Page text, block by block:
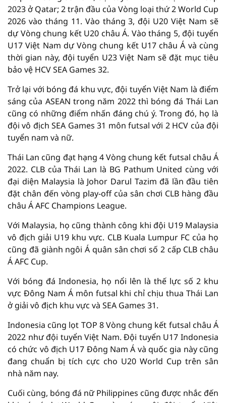
2023 ở Qatar; 2 trận đầu của Vòng loại thứ 2 World Cup
2026 vào tháng 11. Vào tháng 3, đội U20 Việt Nam sẽ
dự Vòng chung kết U20 châu Á. Vào tháng 5, đội tuyển
U17 Việt Nam dự Vòng chung kết U17 châu Á và cùng
thời gian này, đội tuyển U23 Việt Nam sẽ đặt mục tiêu
bảo vệ HCV SEA Games 32.
Trở lại với bóng đá khu vực, đội tuyển Việt Nam là điểm
sáng của ASEAN trong năm 2022 thì bóng đá Thái Lan
cũng có những điểm nhấn đáng chú ý. Trong đó, họ là
đội vô địch SEA Games 31 môn futsal với 2 HCV của đội
tuyển nam và nữ.
Thái Lan cũng đạt hạng 4 Vòng chung kết futsal châu Á
2022. CLB của Thái Lan là BG Pathum United cùng với
đại diện Malaysia là Johor Darul Tazim đã lần đầu tiên
đặt chân đến vòng play-off của sân chơi CLB hàng đầu
châu Á AFC Champions League.
Với Malaysia, họ cũng thành công khi đội U19 Malaysia
vô địch giải U19 khu vực. CLB Kuala Lumpur FC của họ
cũng đã giành ngôi Á quân sân chơi số 2 cấp CLB châu
Á AFC Cup.
Với bóng đá Indonesia, họ nổi lên là thế lực số 2 khu
vực Đông Nam Á môn futsal khi chỉ chịu thua Thái Lan
ở giải vô địch khu vực và SEA Games 31.
Indonesia cũng lọt TOP 8 Vòng chung kết futsal châu Á
2022 như đội tuyển Việt Nam. Đội tuyển U17 Indonesia
có chức vô địch U17 Đông Nam Á và quốc gia này cũng
đang chuẩn bị tích cực cho U20 World Cup trên sân
nhà năm nay.
Cuối cùng, bóng đá nữ Philippines cũng được nhắc đến